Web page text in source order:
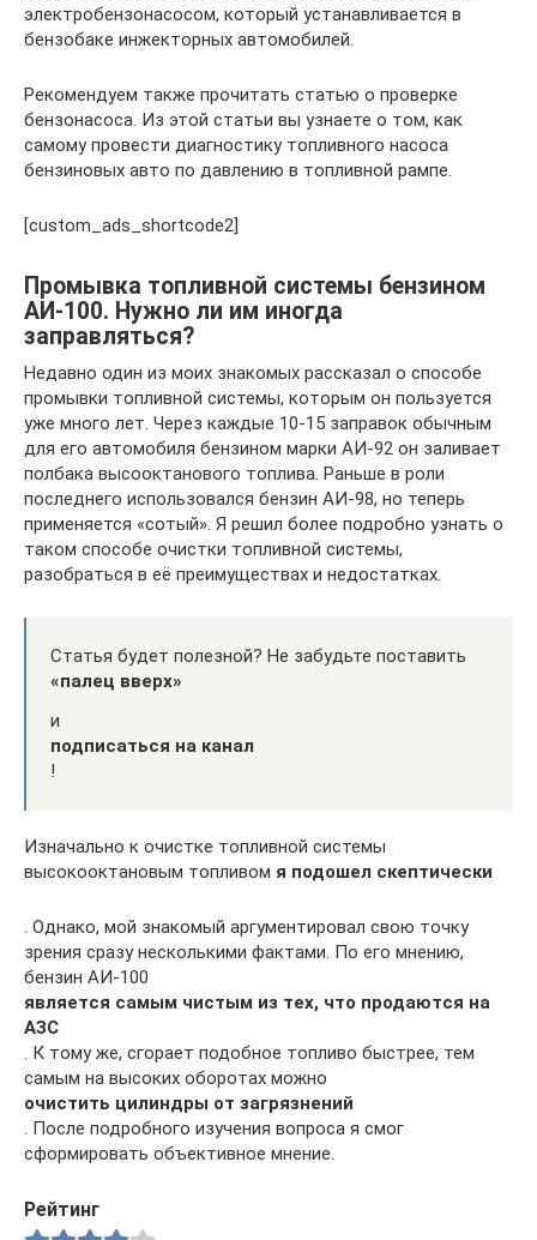
электробензонасосом, который устанавливается в
бензобаке инжекторных автомобилей.
Рекомендуем также прочитать статью о проверке
бензонасоса. Из этой статьи вы узнаете о том, как
самому провести диагностику топливного насоса
бензиновых авто по давлению в топливной рампе.
[custom_ads_shortcode2]
Промывка топливной системы бензином
АИ-100. Нужно ли им иногда
заправляться?
Недавно один из моих знакомых рассказал о способе
промывки топливной системы, которым он пользуется
уже много лет. Через каждые 10-15 заправок обычным
для его автомобиля бензином марки АИ-92 он заливает
полбака высооктанового топлива. Раньше в роли
последнего использовался бензин АИ-98, но теперь
применяется «сотый». Я решил более подробно узнать о
таком способе очистки топливной системы,
разобраться в её преимуществах и недостатках.
Статья будет полезной? Не забудьте поставить
«палец вверх»
и
подписаться на канал
!
Изначально к очистке топливной системы
высокооктановым топливом я подошел скептически
. Однако, мой знакомый аргументировал свою точку
зрения сразу несколькими фактами. По его мнению,
бензин АИ-100
является самым чистым из тех, что продаются на
АЗС
. К тому же, сгорает подобное топливо быстрее, тем
самым на высоких оборотах можно
очистить цилиндры от загрязнений
. После подробного изучения вопроса я смог
сформировать объективное мнение.
Рейтинг